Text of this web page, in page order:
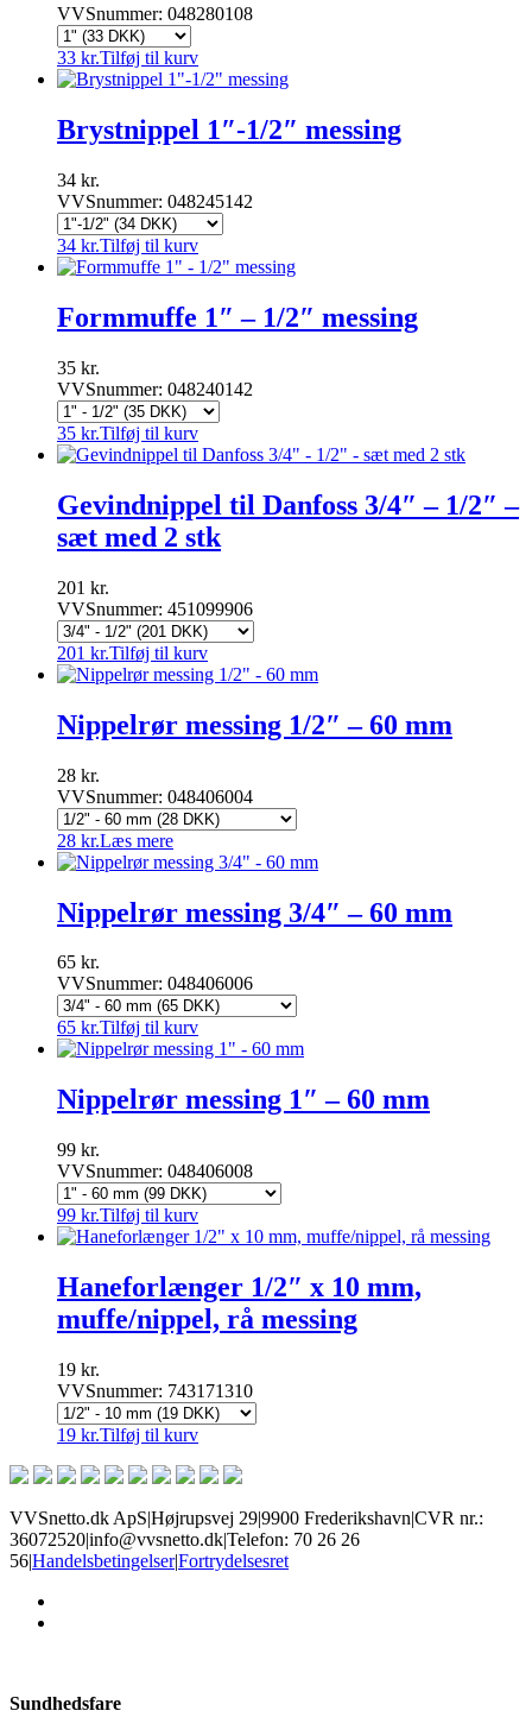
VVSnummer: 048280108
33 kr.Tilføj til kurv
Brystnippel 1″-1/2″ messing
34 kr.
VVSnummer: 048245142
34 kr.Tilføj til kurv
Formmuffe 1″ – 1/2″ messing
35 kr.
VVSnummer: 048240142
35 kr.Tilføj til kurv
Gevindnippel til Danfoss 3/4″ – 1/2″ –
sæt med 2 stk
201 kr.
VVSnummer: 451099906
201 kr.Tilføj til kurv
Nippelrør messing 1/2″ – 60 mm
28 kr.
VVSnummer: 048406004
28 kr.Læs mere
Nippelrør messing 3/4″ – 60 mm
65 kr.
VVSnummer: 048406006
65 kr.Tilføj til kurv
Nippelrør messing 1″ – 60 mm
99 kr.
VVSnummer: 048406008
99 kr.Tilføj til kurv
Haneforlænger 1/2″ x 10 mm,
muffe/nippel, rå messing
19 kr.
VVSnummer: 743171310
19 kr.Tilføj til kurv
VVSnetto.dk ApS|Højrupsvej 29|9900 Frederikshavn|CVR nr.:
36072520|info@vvsnetto.dk|Telefon: 70 26 26
56|Handelsbetingelser|Fortrydelsesret
Sundhedsfare